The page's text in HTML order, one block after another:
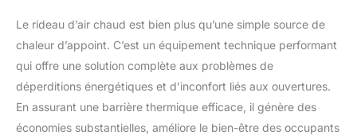
Le rideau d’air chaud est bien plus qu’une simple source de
chaleur d’appoint. C’est un équipement technique performant
qui offre une solution complète aux problèmes de
déperditions énergétiques et d’inconfort liés aux ouvertures.
En assurant une barrière thermique efficace, il génère des
économies substantielles, améliore le bien-être des occupants